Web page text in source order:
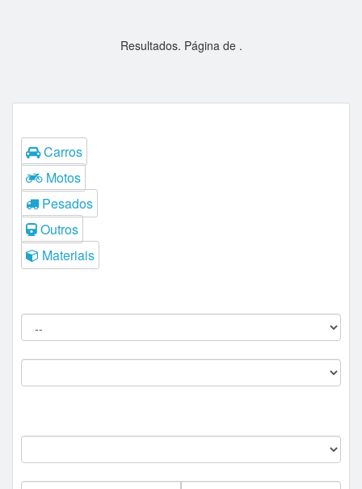
Resultados. Página de .
Carros
Motos
Pesados
Outros
Materiais